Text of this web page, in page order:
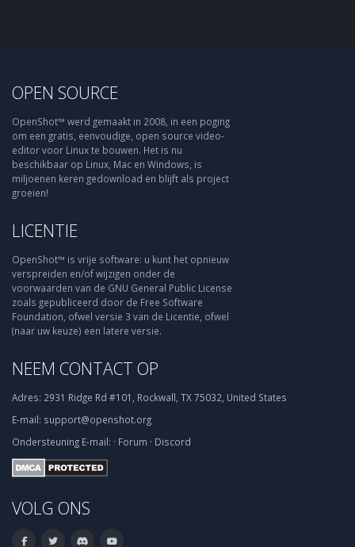
OPEN SOURCE
OpenShot™ werd gemaakt in 2008, in een poging
om een gratis, eenvoudige, open source video-
editor voor Linux te bouwen. Het is nu
beschikbaar op Linux, Mac en Windows, is
miljoenen keren gedownload en blijft als project
groeien!
LICENTIE
OpenShot™ is vrije software: u kunt het opnieuw
verspreiden en/of wijzigen onder de
voorwaarden van de GNU General Public License
zoals gepubliceerd door de Free Software
Foundation, ofwel versie 3 van de Licentie, ofwel
(naar uw keuze) een latere versie.
NEEM CONTACT OP
Adres: 2931 Ridge Rd #101, Rockwall, TX 75032, United States
E-mail: support@openshot.org
Ondersteuning E-mail: · Forum · Discord
VOLG ONS